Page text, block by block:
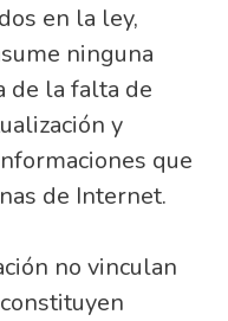
en la ley,
ninguna
de la falta de
y
que
de Internet.
no vinculan